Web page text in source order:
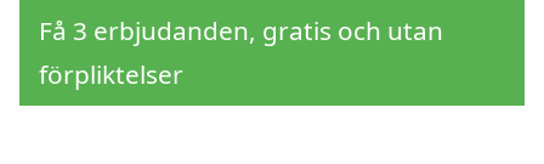
Få 3 erbjudanden, gratis och utan
förpliktelser